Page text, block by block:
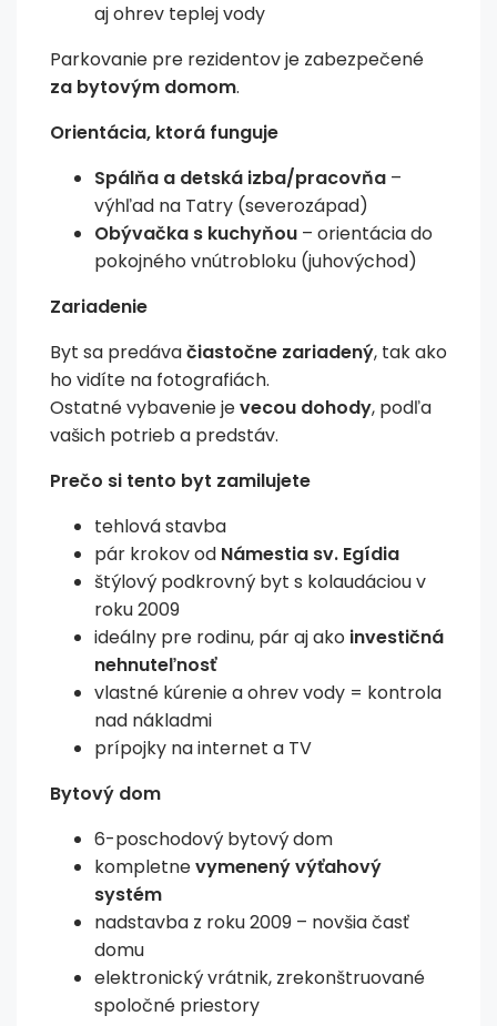
aj ohrev teplej vody
Parkovanie pre rezidentov je zabezpečené
za bytovým domom.
Orientácia, ktorá funguje
Spálňa a detská izba/pracovňa –
výhľad na Tatry (severozápad)
Obývačka s kuchyňou – orientácia do
pokojného vnútrobloku (juhovýchod)
Zariadenie
Byt sa predávačiastočne zariadený, tak ako
ho vidíte na fotografiách.
Ostatné vybavenie jevecou dohody, podľa
vašich potrieb a predstáv.
Prečo si tento byt zamilujete
tehlová stavba
pár krokov od Námestia sv. Egídia
štýlový podkrovný byt s kolaudáciou v
roku 2009
ideálny pre rodinu, pár aj ako investičná
nehnuteľnosť
vlastné kúrenie a ohrev vody = kontrola
nad nákladmi
prípojky na internet a TV
Bytový dom
6-poschodový bytový dom
kompletnevymenený výťahový
systém
nadstavba z roku 2009 – novšia časť
domu
elektronický vrátnik, zrekonštruované
spoločné priestory